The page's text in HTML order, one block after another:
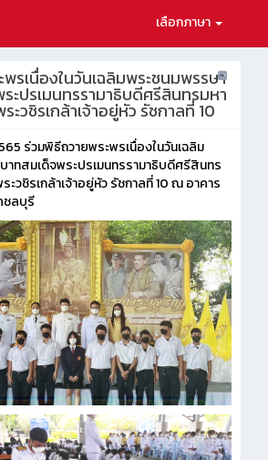
เลือกภาษา
รเนื่องในวันเฉลิมพระชนมพรรษา
ะปรเมนทรรามาธิบดีศรีสินทรมหา
วชิรเกล้าเจ้าอยู่หัว รัชกาลที่ 10
ร่วมพิธีถวายพระพรเนื่องในวันเฉลิม
าทสมเด็จพระปรเมนทรรามาธิบดีศรีสินทร
วชิรเกล้าเจ้าอยู่หัว รัชกาลที่ 10 ณ อาคาร
ชลบุรี